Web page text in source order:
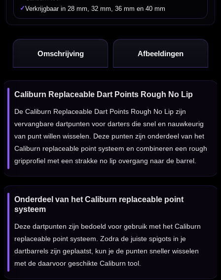
✓Verkrijgbaar in 28 mm, 32 mm, 36 mm en 40 mm
Omschrijving Afbeeldingen
Caliburn Replaceable Dart Points Rough No Lip
De Caliburn Replaceable Dart Points Rough No Lip zijn
vervangbare dartpunten voor darters die snel en nauwkeurig
van punt willen wisselen. Deze punten zijn onderdeel van het
Caliburn replaceable point systeem en combineren een rough
gripprofiel met een strakke no lip overgang naar de barrel.
Onderdeel van het Caliburn replaceable point
systeem
Deze dartpunten zijn bedoeld voor gebruik met het Caliburn
replaceable point systeem. Zodra de juiste spigots in je
dartbarrels zijn geplaatst, kun je de punten sneller wisselen
met de daarvoor geschikte Caliburn tool.